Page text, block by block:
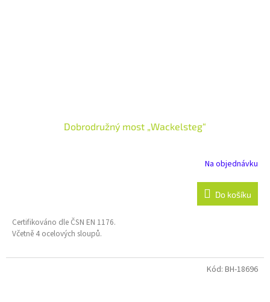
Dobrodružný most „Wackelsteg“
Na objednávku
Do košíku
Certifikováno dle ČSN EN 1176.
Včetně 4 ocelových sloupů.
Kód: BH-18696